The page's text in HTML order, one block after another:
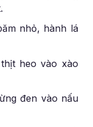
nhỏ, hành lá
heo vào xào
đen vào nấu